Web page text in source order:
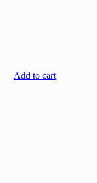
Add to cart